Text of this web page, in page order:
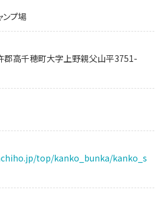
プ場
郡高千穂町大字上野親父山平3751-
top/kanko_bunka/kanko_s